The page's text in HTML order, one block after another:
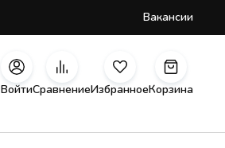
Вакансии
ВойтиСравнениеИзбранноеКорзина